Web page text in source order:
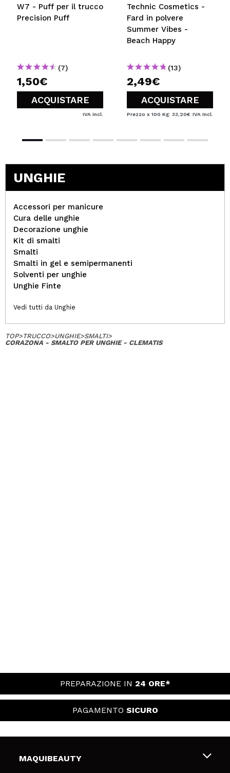
W7 - Puff per il trucco
Precision Puff
(7)
1,50€
ACQUISTARE
IVA Incl.
Technic Cosmetics -
Fard in polvere
Summer Vibes -
Beach Happy
(13)
2,49€
ACQUISTARE
Prezzo x 100 Kg: 33,20€ IVA Incl.
UNGHIE
Accessori per manicure
Cura delle unghie
Decorazione unghie
Kit di smalti
Smalti
Smalti in gel e semipermanenti
Solventi per unghie
Unghie Finte
Vedi tutti da Unghie
TOP>TRUCCO>UNGHIE>SMALTI>
CORAZONA - SMALTO PER UNGHIE - CLEMATIS
PREPARAZIONE IN 24 ORE*
PAGAMENTO SICURO
MAQUIBEAUTY